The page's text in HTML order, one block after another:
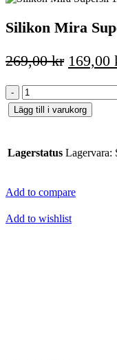
Silikon Mira
269,00kr Det
priset
var:
169,00
Silikon
Mira
Supersil
300ml
Lägg till i varukorg
Lagerstatus Lagervara:
Add to compare
Add to wishlist